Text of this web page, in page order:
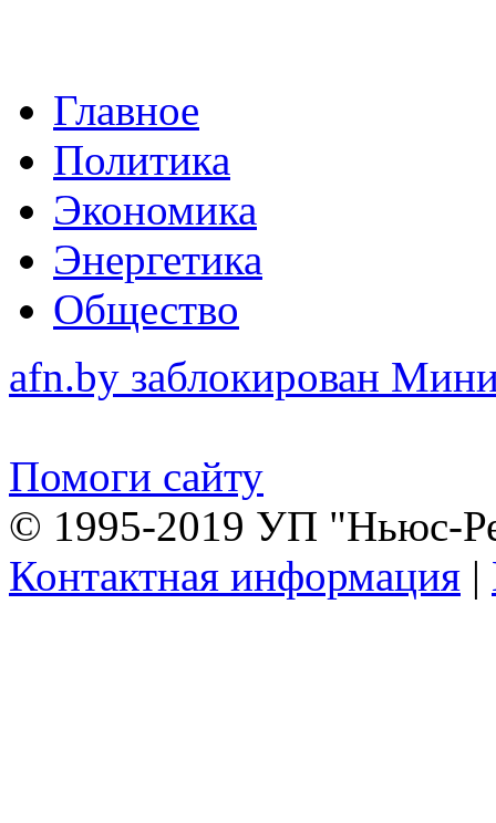
Главное
Политика
Экономика
Энергетика
Общество
afn.by заблокирован
Помоги сайту
© 1995-2019 УП "Ньюс-
Контактная информация |